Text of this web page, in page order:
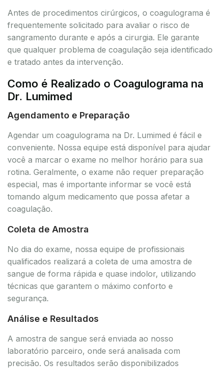
Antes de procedimentos cirúrgicos, o coagulograma é
frequentemente solicitado para avaliar o risco de
sangramento durante e após a cirurgia. Ele garante
que qualquer problema de coagulação seja identificado
e tratado antes da intervenção.
Como é Realizado o Coagulograma na
Dr. Lumimed
Agendamento e Preparação
Agendar um coagulograma na Dr. Lumimed é fácil e
conveniente. Nossa equipe está disponível para ajudar
você a marcar o exame no melhor horário para sua
rotina. Geralmente, o exame não requer preparação
especial, mas é importante informar se você está
tomando algum medicamento que possa afetar a
coagulação.
Coleta de Amostra
No dia do exame, nossa equipe de profissionais
qualificados realizará a coleta de uma amostra de
sangue de forma rápida e quase indolor, utilizando
técnicas que garantem o máximo conforto e
segurança.
Análise e Resultados
A amostra de sangue será enviada ao nosso
laboratório parceiro, onde será analisada com
precisão. Os resultados serão disponibilizados